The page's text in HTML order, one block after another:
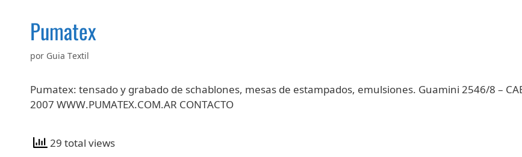
Pumatex
por Guia Textil
Pumatex: tensado y grabado de schablones, mesas de estampados, emulsiones. Guamini 2546/8 –
2007 WWW.PUMATEX.COM.AR CONTACTO
29 total views